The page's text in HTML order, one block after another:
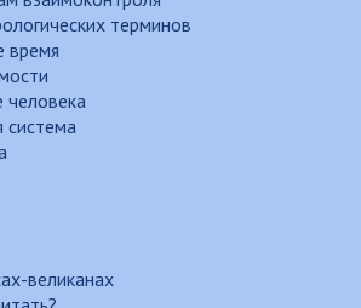
терминов
время
система
великанах